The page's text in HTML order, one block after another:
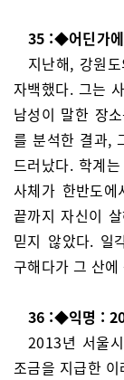
35 :◆어딘가
지난해, 강원
자백했다. 그는
남성이 말한 장
를 분석한 결과,
드러났다. 학계
사체가 한반도
끝까지 자신이
믿지 않았다. 일
구해다가 그 산
36 :◆익명 :
2013년 서울
조금을 지급한